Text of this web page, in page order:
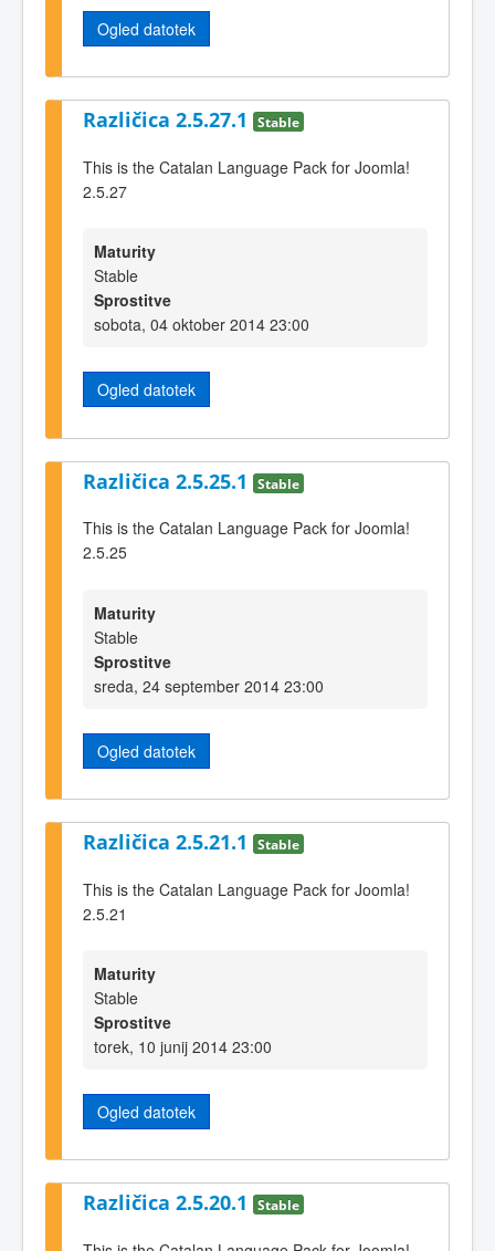
Ogled datotek
Različica 2.5.27.1 Stable
This is the Catalan Language Pack for Joomla!
2.5.27
Maturity
Stable
Sprostitve
sobota, 04 oktober 2014 23:00
Ogled datotek
Različica 2.5.25.1 Stable
This is the Catalan Language Pack for Joomla!
2.5.25
Maturity
Stable
Sprostitve
sreda, 24 september 2014 23:00
Ogled datotek
Različica 2.5.21.1 Stable
This is the Catalan Language Pack for Joomla!
2.5.21
Maturity
Stable
Sprostitve
torek, 10 junij 2014 23:00
Ogled datotek
Različica 2.5.20.1 Stable